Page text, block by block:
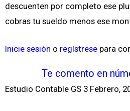
descuenten por completo ese
cobras tu sueldo menos ese
Inicie sesión o regístrese para
Te comento en
Estudio Contable GS 3 Febrero,